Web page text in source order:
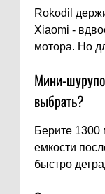
Rokodil
Xiaomi -
мотора. Но
Мини-
выбрать?
Берите 1300
емкости
быстро